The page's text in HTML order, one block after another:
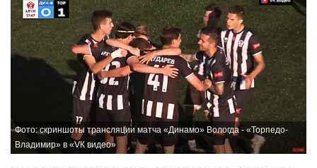
Фото: скриншоты трансляции матча «Динамо» Вологда - «Торпедо-
Владимир» в «VК видео»